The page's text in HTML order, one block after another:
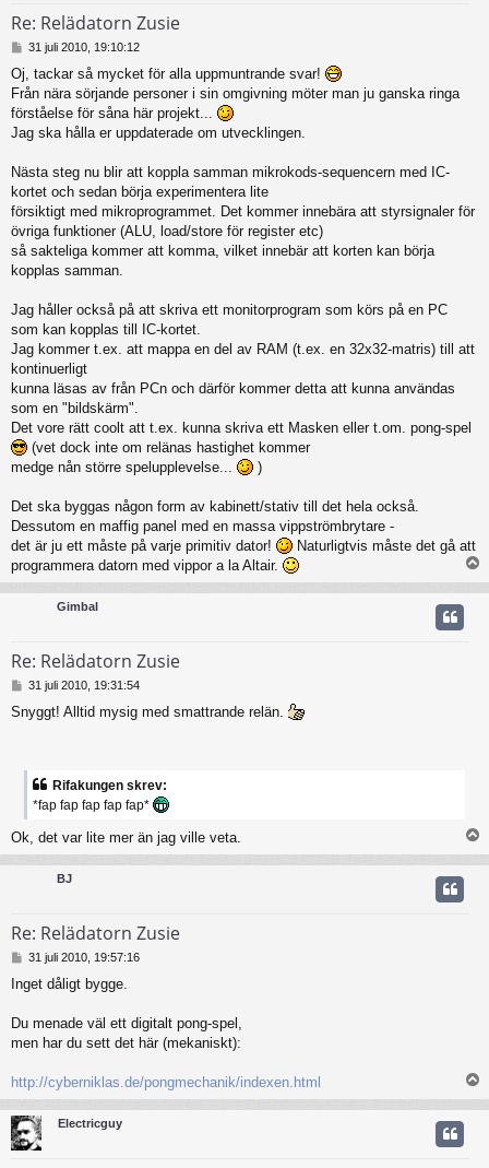
Re: Relädatorn Zusie
l
ä
g
g
31 juli 2010, 19:10:12
Oj, tackar så mycket för alla uppmuntrande svar!
Från nära sörjande personer i sin omgivning möter man ju ganska ringa
förståelse för såna här projekt...
Jag ska hålla er uppdaterade om utvecklingen.
Nästa steg nu blir att koppla samman mikrokods-sequencern med IC-
kortet och sedan börja experimentera lite
försiktigt med mikroprogrammet. Det kommer innebära att styrsignaler för
övriga funktioner (ALU, load/store för register etc)
så sakteliga kommer att komma, vilket innebär att korten kan börja
kopplas samman.
Jag håller också på att skriva ett monitorprogram som körs på en PC
som kan kopplas till IC-kortet.
Jag kommer t.ex. att mappa en del av RAM (t.ex. en 32x32-matris) till att
kontinuerligt
kunna läsas av från PCn och därför kommer detta att kunna användas
som en "bildskärm".
Det vore rätt coolt att t.ex. kunna skriva ett Masken eller t.om. pong-spel
(vet dock inte om relänas hastighet kommer
medge nån större spelupplevelse...
)
Det ska byggas någon form av kabinett/stativ till det hela också.
Dessutom en maffig panel med en massa vippströmbrytare -
det är ju ett måste på varje primitiv dator!
Naturligtvis måste det gå att
programmera datorn med vippor a la Altair.
p
p
Gimbal
Re: Relädatorn Zusie
l
31 juli 2010, 19:31:54
Snyggt! Alltid mysig med smattrande relän.
Rifakungen skrev:
*fap fap fap fap fap*
Ok, det var lite mer än jag ville veta.
p
p
BJ
Re: Relädatorn Zusie
l
g
g
31 juli 2010, 19:57:16
Inget dåligt bygge.
Du menade väl ett digitalt pong-spel,
men har du sett det här (mekaniskt):
http://cyberniklas.de/pongmechanik/indexen.html
p
p
Electricguy